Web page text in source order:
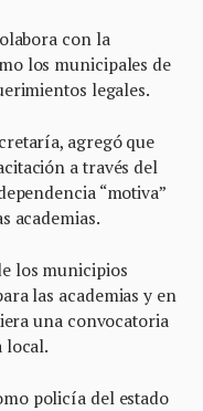
con la
los municipales de
legales.
agregó que
a través del
“motiva”
academias.
los municipios
las academias y en
una convocatoria
local.
policía del estado